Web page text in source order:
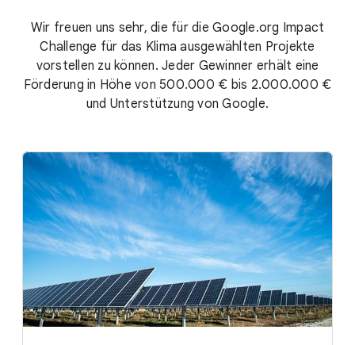
Wir freuen uns sehr, die für die Google.org Impact
Challenge für das Klima ausgewählten Projekte
vorstellen zu können. Jeder Gewinner erhält eine
Förderung in Höhe von 500.000 € bis 2.000.000 €
und Unterstützung von Google.